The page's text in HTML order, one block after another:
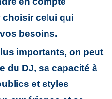
choisir celui qui
besoins.
importants, on peut
du DJ, sa capacité à
et styles